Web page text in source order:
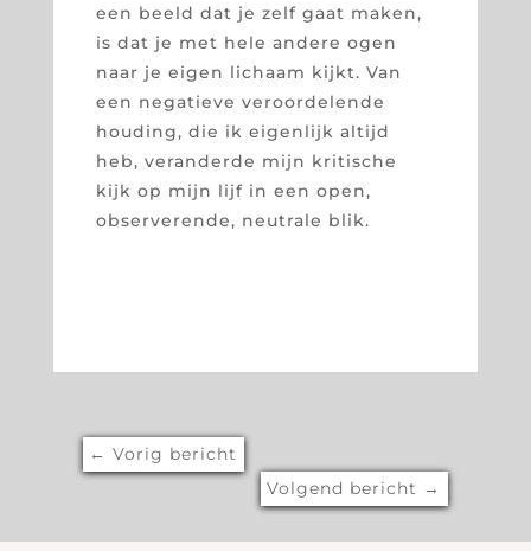
een beeld dat je zelf gaat maken,
is dat je met hele andere ogen
naar je eigen lichaam kijkt. Van
een negatieve veroordelende
houding, die ik eigenlijk altijd
heb, veranderde mijn kritische
kijk op mijn lijf in een open,
observerende, neutrale blik.
← Vorig bericht
Volgend bericht →